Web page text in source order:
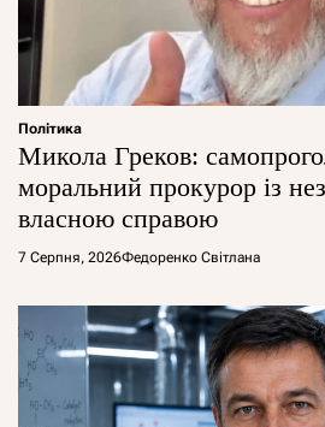
Політика
Микола Греков:
моральний прокурор із
власною справою
7 Серпня, 2026Федоренко Світлана